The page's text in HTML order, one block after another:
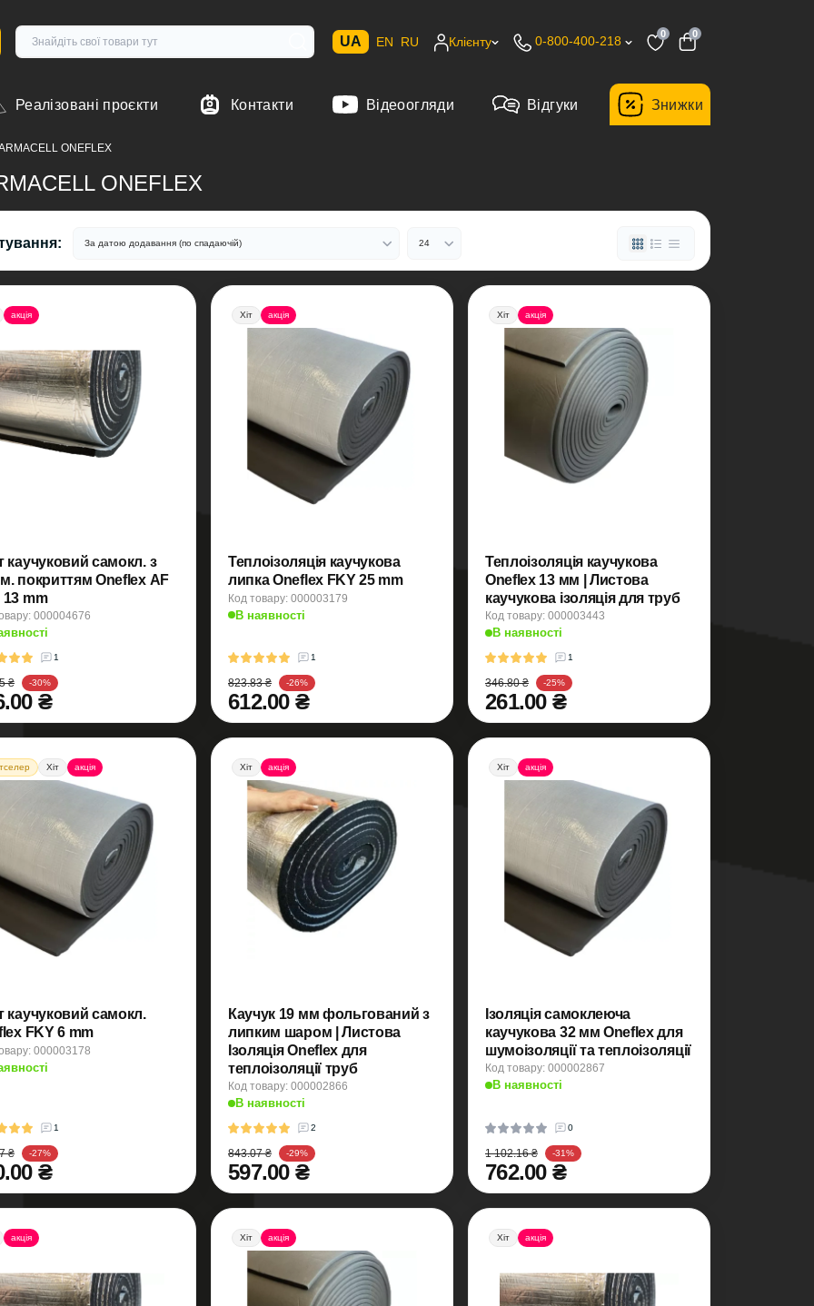
UA EN RU Клієнту 0-800-400-218
0 0
Реалізовані проєкти Контакти Відеоогляди Відгуки Знижки
ONEFLEX
ONEFLEX
акція
каучуковий самокл. з
покриттям Oneflex AF
FKY 13 mm
000004676
1
₴ -30%
₴
Хіт акція
Теплоізоляція каучукова
липка Oneflex FKY 25 mm
Код товару: 000003179
В наявності
1
823.83 ₴ -26%
612.00 ₴
Хіт акція
Теплоізоляція каучукова
Oneflex 13 мм | Листова
каучукова ізоляція для труб
Код товару: 000003443
В наявності
1
346.80 ₴ -25%
261.00 ₴
Хіт акція
каучуковий самокл.
FKY 6 mm
000003178
1
₴ -27%
₴
Хіт акція
Каучук 19 мм фольгований з
липким шаром | Листова
Ізоляція Oneflex для
теплоізоляції труб
Код товару: 000002866
В наявності
2
843.07 ₴ -29%
597.00 ₴
Хіт акція
Ізоляція самоклеюча
каучукова 32 мм Oneflex для
шумоізоляції та теплоізоляції
Код товару: 000002867
В наявності
0
1 102.16 ₴ -31%
762.00 ₴
акція Хіт акція Хіт акція